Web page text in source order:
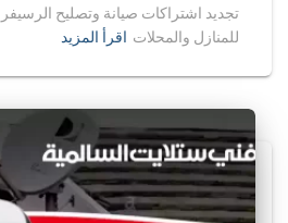
تجديد اشتراكات صيانة وتصليح
للمنازل والمحلات اقرأ المزيد